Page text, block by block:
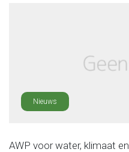
Nieuws
AWP voor water, klimaat